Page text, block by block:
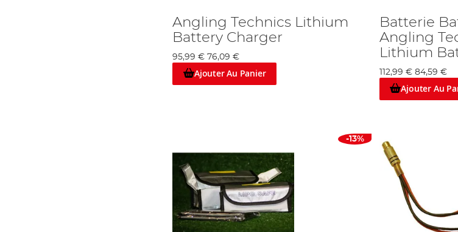
Angling Technics Lithium
Battery Charger
95,99 € 76,09 €
Ajouter Au Panier
Batterie
Angling
Lithium
112,99 € 84,59 €
Ajouter Au
-13%